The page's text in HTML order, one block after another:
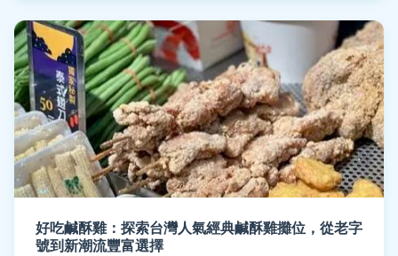
好吃鹹酥雞：探索台灣人氣經典鹹酥雞攤位，從老字
號到新潮流豐富選擇